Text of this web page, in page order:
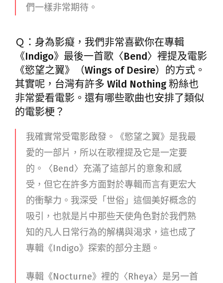
們一樣非常期待。
Ｑ：身為影癡，我們非常喜歡你在專輯
《Indigo》最後一首歌〈Bend〉裡提及電影
《慾望之翼》（Wings of Desire）的方式。
其實呢，台灣有許多 Wild Nothing 粉絲也
非常愛看電影。還有哪些歌曲也安排了類似
的電影梗？
我確實常受電影啟發。《慾望之翼》是我最
愛的一部片，所以在歌裡提及它是一定要
的。〈Bend〉充滿了這部片的意象和感
受，但它在許多方面對於專輯而言有更宏大
的衝擊力。我深受「世俗」這個美好概念的
吸引，也就是片中那些天使角色對於我們熟
知的凡人日常行為的解構與渴求，這也成了
專輯《Indigo》探索的部分主題。
專輯《Nocturne》裡的〈Rheya〉是另一首